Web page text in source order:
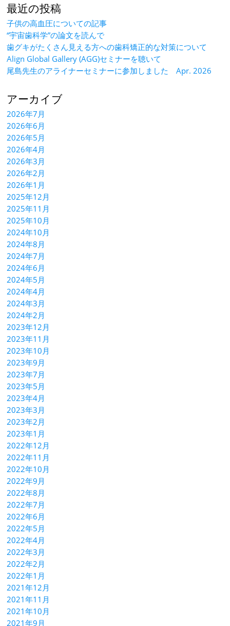
最近の投稿
子供の高血圧についての記事
“宇宙歯科学”の論文を読んで
歯グキがたくさん見える方への歯科矯正的な対策について
Align Global Gallery (AGG)セミナーを聴いて
尾島先生のアライナーセミナーに参加しました Apr. 2026
アーカイブ
2026年7月
2026年6月
2026年5月
2026年4月
2026年3月
2026年2月
2026年1月
2025年12月
2025年11月
2025年10月
2024年10月
2024年8月
2024年7月
2024年6月
2024年5月
2024年4月
2024年3月
2024年2月
2023年12月
2023年11月
2023年10月
2023年9月
2023年7月
2023年5月
2023年4月
2023年3月
2023年2月
2023年1月
2022年12月
2022年11月
2022年10月
2022年9月
2022年8月
2022年7月
2022年6月
2022年5月
2022年4月
2022年3月
2022年2月
2022年1月
2021年12月
2021年11月
2021年10月
2021年9月